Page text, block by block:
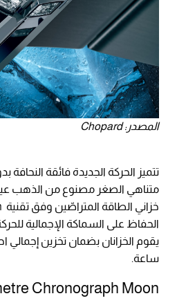
المصدر: Chopard
تتميز الحركة الجديدة فائقة النحافة
ساعة.
Chronograph Moon